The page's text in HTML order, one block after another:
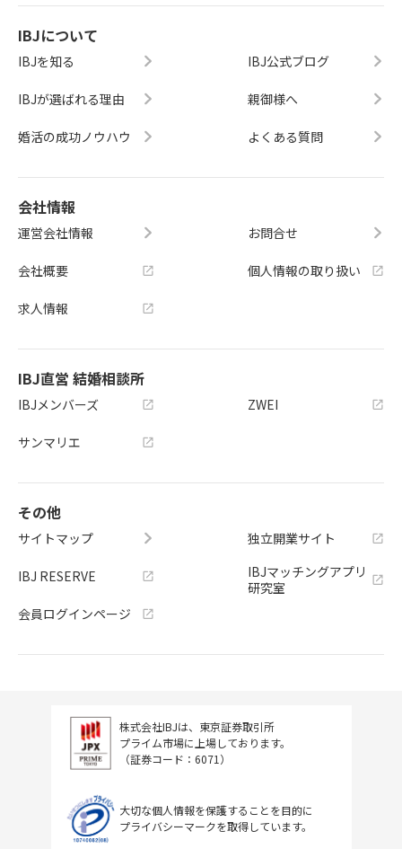
IBJについて
IBJを知る
IBJが選ばれる理由
婚活の成功ノウハウ
IBJ公式ブログ
親御様へ
よくある質問
会社情報
運営会社情報
会社概要
求人情報
お問合せ
個人情報の取り扱い
IBJ直営 結婚相談所
IBJメンバーズ
サンマリエ
ZWEI
その他
サイトマップ
IBJ RESERVE
会員ログインページ
独立開業サイト
IBJマッチングアプリ
研究室
株式会社IBJは、東京証券取引所
プライム市場に上場しております。
（証券コード：6071）
大切な個人情報を保護することを目的に
プライバシーマークを取得しています。